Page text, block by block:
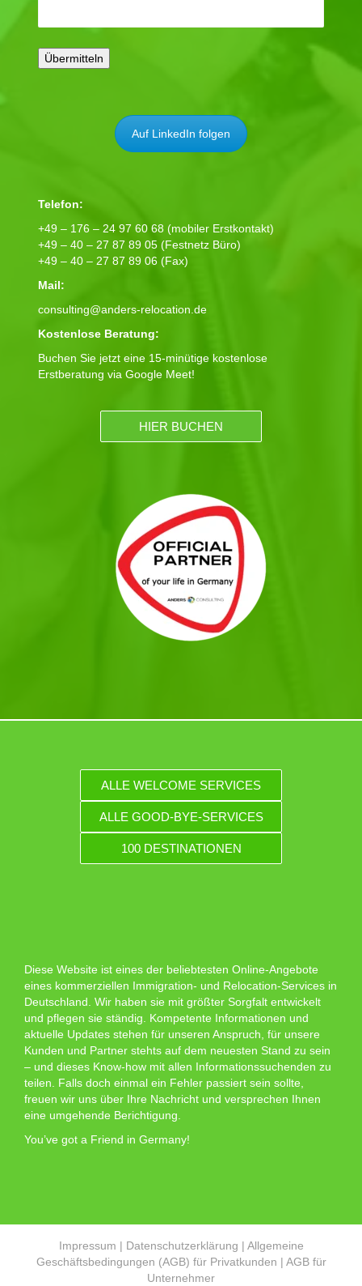
Auf LinkedIn folgen
Telefon:
+49 – 176 – 24 97 60 68 (mobiler Erstkontakt)
+49 – 40 – 27 87 89 05 (Festnetz Büro)
+49 – 40 – 27 87 89 06 (Fax)
Mail:
consulting@anders-relocation.de
Kostenlose Beratung:
Buchen Sie jetzt eine 15-minütige kostenlose
Erstberatung via Google Meet!
HIER BUCHEN
ALLE WELCOME SERVICES
ALLE GOOD-BYE-SERVICES
100 DESTINATIONEN
Diese Website ist eines der beliebtesten Online-Angebote
eines kommerziellen Immigration- und Relocation-Services in
Deutschland. Wir haben sie mit größter Sorgfalt entwickelt
und pflegen sie ständig. Kompetente Informationen und
aktuelle Updates stehen für unseren Anspruch, für unsere
Kunden und Partner stehts auf dem neuesten Stand zu sein
– und dieses Know-how mit allen Informationssuchenden zu
teilen. Falls doch einmal ein Fehler passiert sein sollte,
freuen wir uns über Ihre Nachricht und versprechen Ihnen
eine umgehende Berichtigung.
You’ve got a Friend in Germany!
Impressum | Datenschutzerklärung | Allgemeine
Geschäftsbedingungen (AGB) für Privatkunden | AGB für
Unternehmer